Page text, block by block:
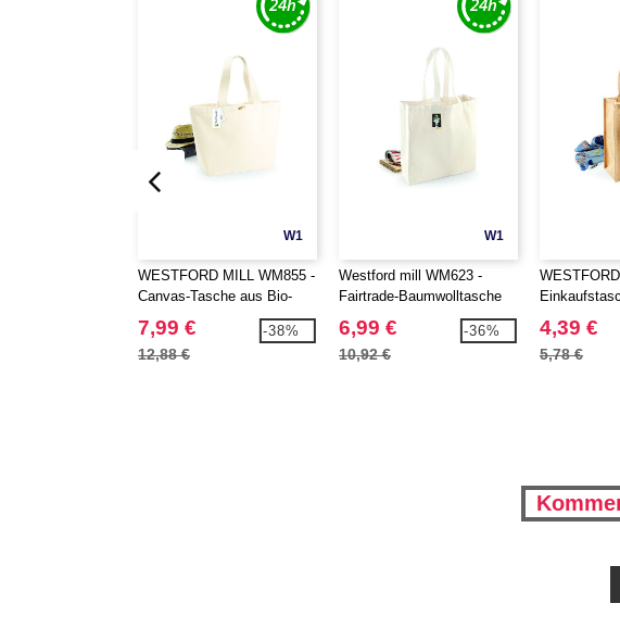
W1
WESTFORD MILL WM855 -
Canvas-Tasche aus Bio-
Baumwolle
7,99 €
12,88 €
-38%
W1
Westford mill WM623 -
Fairtrade-Baumwolltasche
6,99 €
10,92 €
-36% 4,39 €
5,78 €